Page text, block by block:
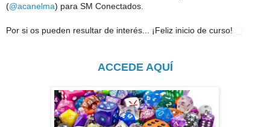
(@acanelma) para SM Conectados.
Por si os pueden resultar de interés... ¡Feliz inicio de curso!
ACCEDE AQUÍ